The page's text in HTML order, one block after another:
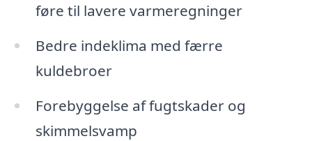
føre til lavere varmeregninger
Bedre indeklima med færre
kuldebroer
Forebyggelse af fugtskader og
skimmelsvamp